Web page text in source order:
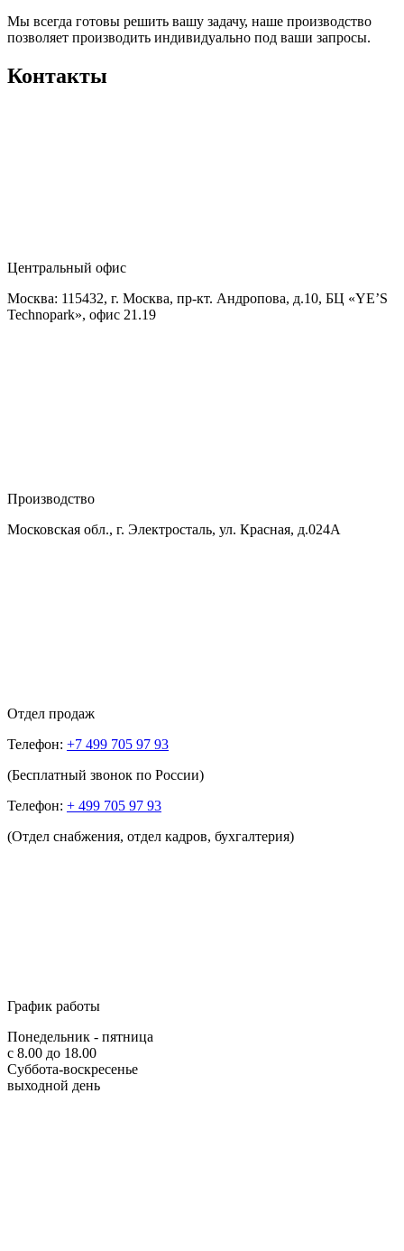
Мы всегда готовы решить вашу задачу, наше производство
позволяет производить индивидуально под ваши запросы.
Контакты
Центральный офис
Москва: 115432, г. Москва, пр-кт. Андропова, д.10, БЦ «YE’S
Technopark», офис 21.19
Производство
Московская обл., г. Электросталь, ул. Красная, д.024А
Отдел продаж
Телефон: +7 499 705 97 93
(Бесплатный звонок по России)
Телефон: + 499 705 97 93
(Отдел снабжения, отдел кадров, бухгалтерия)
График работы
Понедельник - пятница
с 8.00 до 18.00
Суббота-воскресенье
выходной день